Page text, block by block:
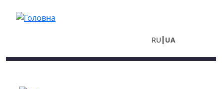
RU UA